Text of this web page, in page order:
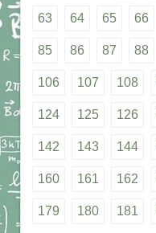
63 64 65 66
85 86 87 88
106 107 108
124 125 126
142 143 144
160 161 162
179 180 181